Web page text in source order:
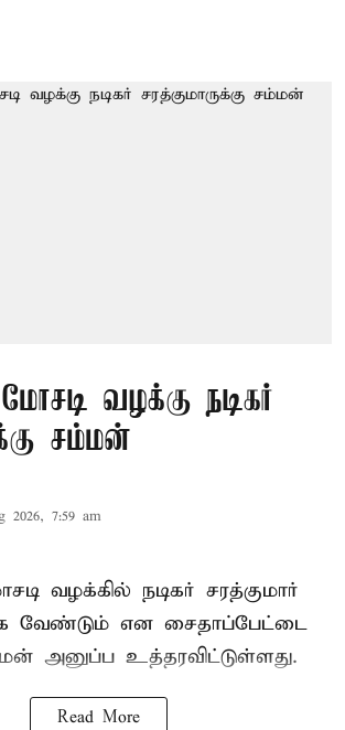
வழக்கு நடிகர்
சம்மன்
2026, 7:59 am
வழக்கில் நடிகர் சரத்குமார்
வேண்டும் என சைதாப்பேட்டை
அனுப்ப உத்தரவிட்டுள்ளது.
Read More